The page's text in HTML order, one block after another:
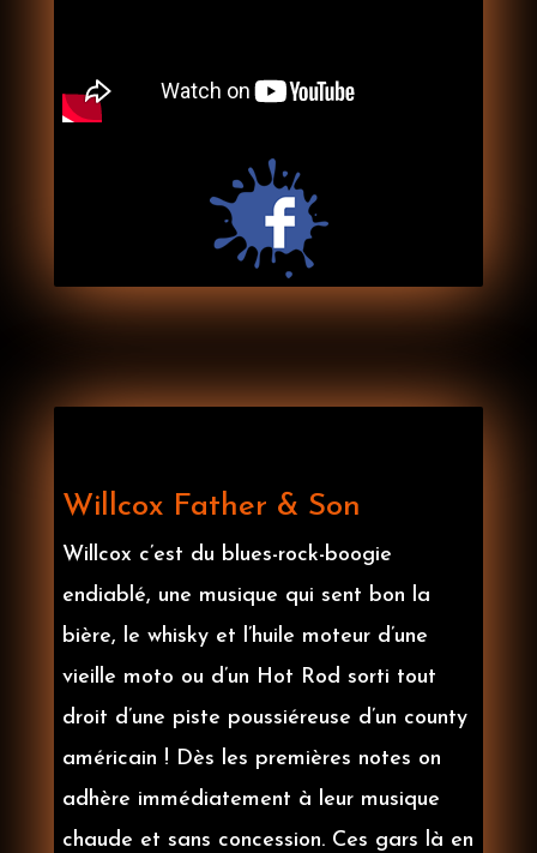
Willcox Father & Son
Willcox c’est du blues-rock-boogie
endiablé, une musique qui sent bon la
bière, le whisky et l’huile moteur d’une
vieille moto ou d’un Hot Rod sorti tout
droit d’une piste poussiéreuse d’un county
américain ! Dès les premières notes on
adhère immédiatement à leur musique
chaude et sans concession. Ces gars là en